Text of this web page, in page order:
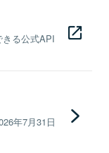
る公式API
年7月31日